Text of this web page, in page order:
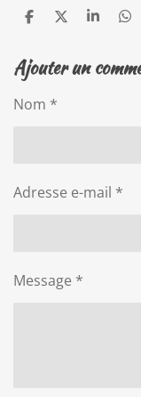
P
t
a
e
P
t
a
P
t
a
P
t
a
Ajouter un
Nom *
Adresse e-mail *
Message *